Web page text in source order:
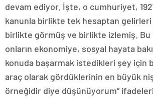
devam ediyor. İşte, o cumhuriyet,
kanunla birlikte tek hesaptan
birlikte görmüş ve birlikte izlemiş. Bu
onların ekonomiye, sosyal hayata
konuda başarmak istedikleri şey için
araç olarak gördüklerinin en büyük
örneğidir diye düşünüyorum”